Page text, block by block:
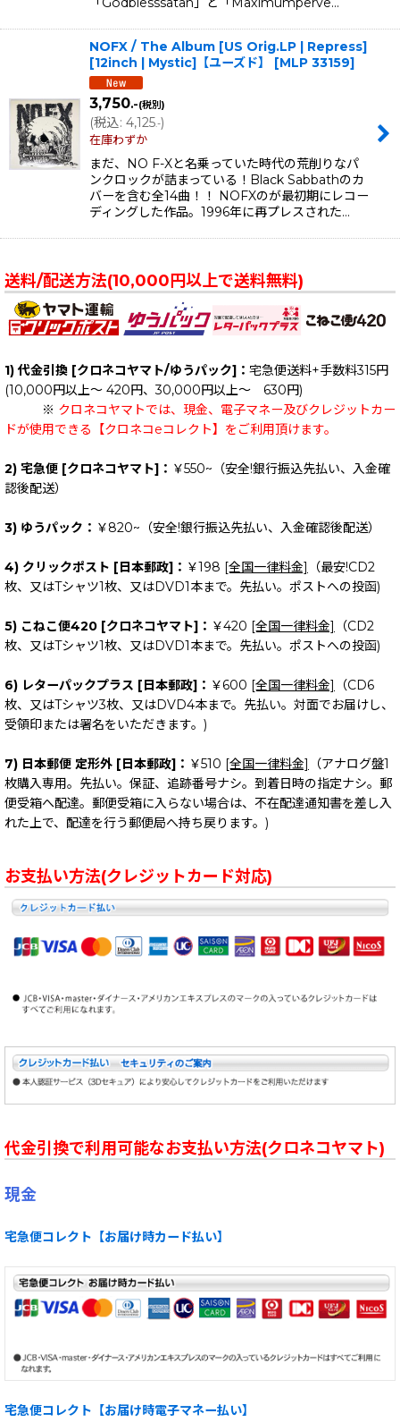
NOFX ‎/ The Album [US Orig.LP | Repress]
[12inch | Mystic]【ユーズド】
[MLP 33159]
3,750.-(税別)
(税込: 4,125.-)
在庫わずか
まだ、NO F-Xと名乗っていた時代の荒削りなパ
ンクロックが詰まっている！Black Sabbathのカ
バーを含む全14曲！！ NOFXのが最初期にレコー
ディングした作品。1996年に再プレスされた…
送料/配送方法(10,000円以上で送料無料)
1) 代金引換 [クロネコヤマト/ゆうパック]： 宅急便送料+手数料315円
(10,000円以上～ 420円、30,000円以上～ 630円)
※ クロネコヤマトでは、現金、電子マネー及びクレジットカー
ドが使用できる【クロネコeコレクト】をご利用頂けます。
2) 宅急便 [クロネコヤマト]： ￥550~（安全!銀行振込先払い、入金確
認後配送）
3) ゆうパック： ￥820~（安全!銀行振込先払い、入金確認後配送）
4) クリックポスト [日本郵政]： ￥198 [全国一律料金]
（最安!CD2
枚、又はTシャツ1枚、又はDVD1本まで。先払い。ポストへの投函)
5) こねこ便420 [クロネコヤマト]： ￥420 [全国一律料金]
（CD2
枚、又はTシャツ1枚、又はDVD1本まで。先払い。ポストへの投函)
6) レターパックプラス [日本郵政]： ￥600 [全国一律料金]
（CD6
枚、又はTシャツ3枚、又はDVD4本まで。先払い。対面でお届けし、
受領印または署名をいただきます。)
7) 日本郵便 定形外 [日本郵政]： ￥510 [全国一律料金]
（アナログ盤1
枚購入専用。先払い。保証、追跡番号ナシ。到着日時の指定ナシ。郵
便受箱へ配達。郵便受箱に入らない場合は、不在配達通知書を差し入
れた上で、配達を行う郵便局へ持ち戻ります。)
お支払い方法(クレジットカード対応)
代金引換で利用可能なお支払い方法(クロネコヤマト)
現金
宅急便コレクト【お届け時カード払い】
宅急便コレクト【お届け時電子マネー払い】